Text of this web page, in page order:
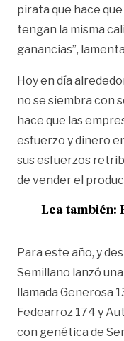
pirata que hace
tengan la misma
ganancias”,
Hoy en día
no se siembra con
hace que las
esfuerzo y dinero
sus esfuerzos
de vender el
Lea también:
Para este año, y
Semillano lanzó
llamada Generosa
Fedearroz 174 y
con genética de